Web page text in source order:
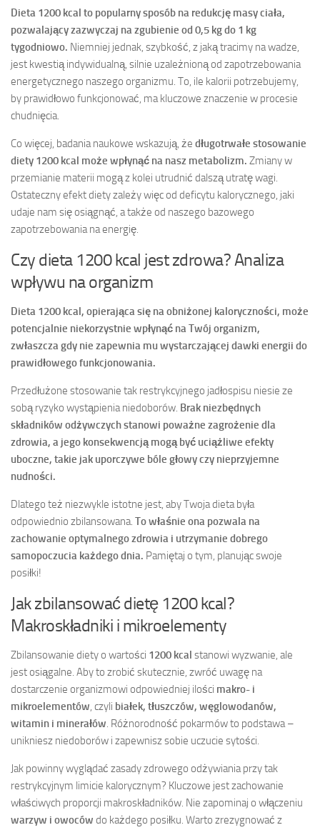
Dieta 1200 kcal to popularny sposób na redukcję masy ciała,
pozwalający zazwyczaj na zgubienie od 0,5 kg do 1 kg
tygodniowo. Niemniej jednak, szybkość, z jaką tracimy na wadze,
jest kwestią indywidualną, silnie uzależnioną od zapotrzebowania
energetycznego naszego organizmu. To, ile kalorii potrzebujemy,
by prawidłowo funkcjonować, ma kluczowe znaczenie w procesie
chudnięcia.
Co więcej, badania naukowe wskazują, że długotrwałe stosowanie
diety 1200 kcal może wpłynąć na nasz metabolizm. Zmiany w
przemianie materii mogą z kolei utrudnić dalszą utratę wagi.
Ostateczny efekt diety zależy więc od deficytu kalorycznego, jaki
udaje nam się osiągnąć, a także od naszego bazowego
zapotrzebowania na energię.
Czy dieta 1200 kcal jest zdrowa? Analiza
wpływu na organizm
Dieta 1200 kcal, opierająca się na obniżonej kaloryczności, może
potencjalnie niekorzystnie wpłynąć na Twój organizm,
zwłaszcza gdy nie zapewnia mu wystarczającej dawki energii do
prawidłowego funkcjonowania.
Przedłużone stosowanie tak restrykcyjnego jadłospisu niesie ze
sobą ryzyko wystąpienia niedoborów. Brak niezbędnych
składników odżywczych stanowi poważne zagrożenie dla
zdrowia, a jego konsekwencją mogą być uciążliwe efekty
uboczne, takie jak uporczywe bóle głowy czy nieprzyjemne
nudności.
Dlatego też niezwykle istotne jest, aby Twoja dieta była
odpowiednio zbilansowana. To właśnie ona pozwala na
zachowanie optymalnego zdrowia i utrzymanie dobrego
samopoczucia każdego dnia. Pamiętaj o tym, planując swoje
posiłki!
Jak zbilansować dietę 1200 kcal?
Makroskładniki i mikroelementy
Zbilansowanie diety o wartości 1200 kcal stanowi wyzwanie, ale
jest osiągalne. Aby to zrobić skutecznie, zwróć uwagę na
dostarczenie organizmowi odpowiedniej ilości makro- i
mikroelementów, czyli białek, tłuszczów, węglowodanów,
witamin i minerałów. Różnorodność pokarmów to podstawa –
unikniesz niedoborów i zapewnisz sobie uczucie sytości.
Jak powinny wyglądać zasady zdrowego odżywiania przy tak
restrykcyjnym limicie kalorycznym? Kluczowe jest zachowanie
właściwych proporcji makroskładników. Nie zapominaj o włączeniu
warzyw i owoców do każdego posiłku. Warto zrezygnować z